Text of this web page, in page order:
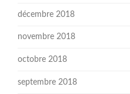
décembre 2018
novembre 2018
octobre 2018
septembre 2018